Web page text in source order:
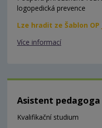
logopedická prevence
Lze hradit ze Šablon OP
Více informací
Asistent pedagoga
Kvalifikační studium